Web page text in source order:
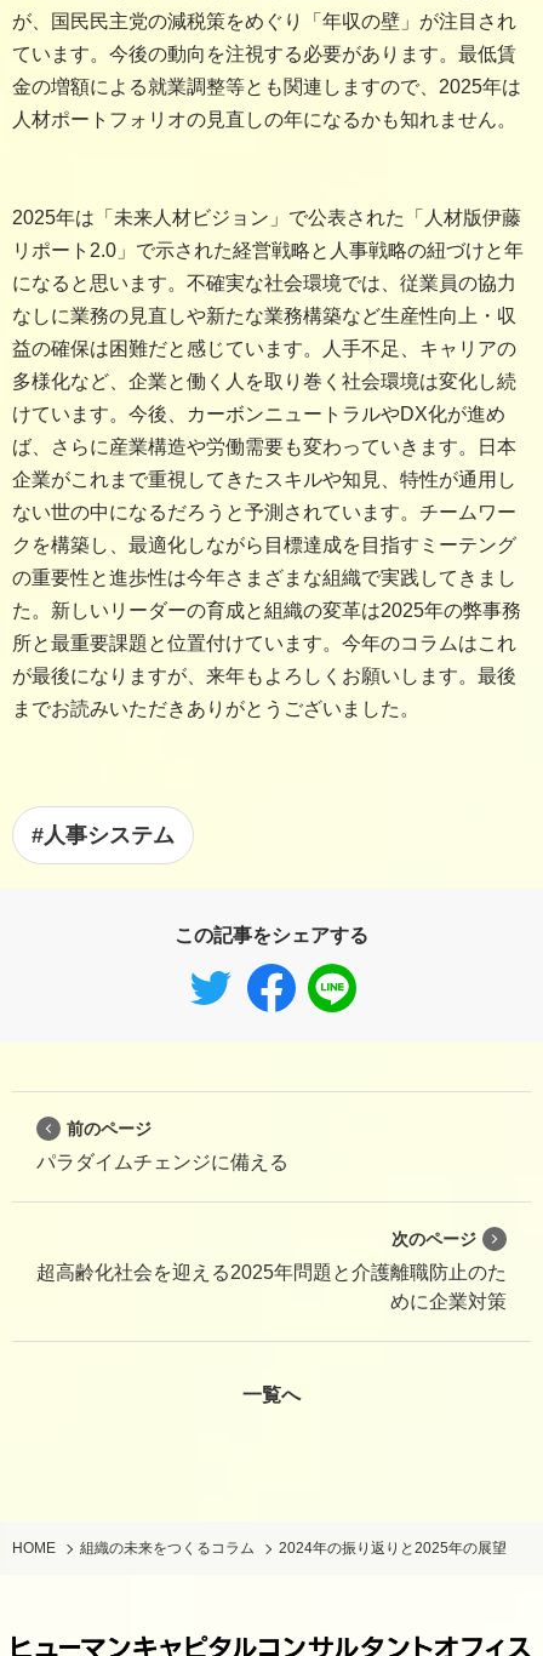
が、国民民主党の減税策をめぐり「年収の壁」が注目され
ています。今後の動向を注視する必要があります。最低賃
金の増額による就業調整等とも関連しますので、2025年は
人材ポートフォリオの見直しの年になるかも知れません。
2025年は「未来人材ビジョン」で公表された「人材版伊藤
リポート2.0」で示された経営戦略と人事戦略の紐づけと年
になると思います。不確実な社会環境では、従業員の協力
なしに業務の見直しや新たな業務構築など生産性向上・収
益の確保は困難だと感じています。人手不足、キャリアの
多様化など、企業と働く人を取り巻く社会環境は変化し続
けています。今後、カーボンニュートラルやDX化が進め
ば、さらに産業構造や労働需要も変わっていきます。日本
企業がこれまで重視してきたスキルや知見、特性が通用し
ない世の中になるだろうと予測されています。チームワー
クを構築し、最適化しながら目標達成を目指すミーテング
の重要性と進歩性は今年さまざまな組織で実践してきまし
た。新しいリーダーの育成と組織の変革は2025年の弊事務
所と最重要課題と位置付けています。今年のコラムはこれ
が最後になりますが、来年もよろしくお願いします。最後
までお読みいただきありがとうございました。
#人事システム
この記事をシェアする
前のページ
パラダイムチェンジに備える
次のページ
超高齢化社会を迎える2025年問題と介護離職防止のた
めに企業対策
一覧へ
HOME 組織の未来をつくるコラム 2024年の振り返りと2025年の展望